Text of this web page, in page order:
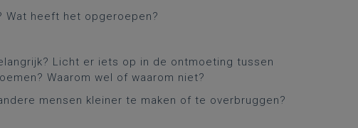
Wat heeft het opgeroepen?
Licht er iets op in de ontmoeting tussen
Waarom wel of waarom niet?
mensen kleiner te maken of te overbruggen?